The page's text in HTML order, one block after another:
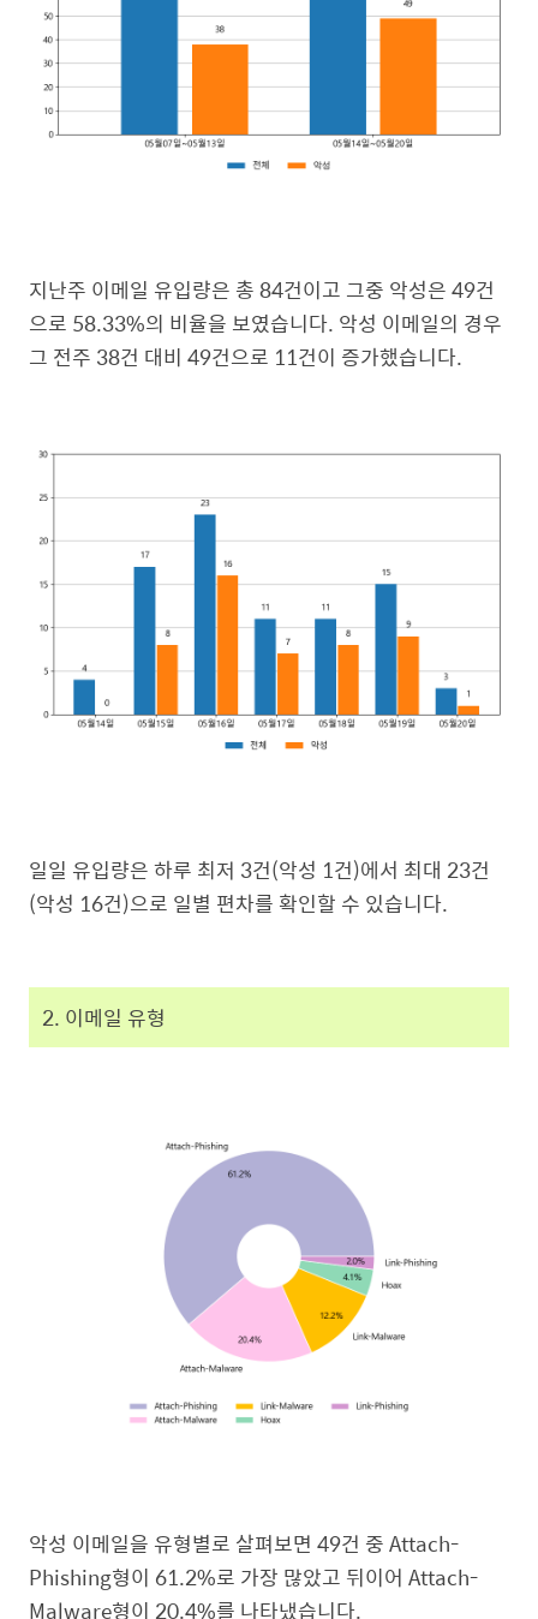
지난주 이메일 유입량은 총 84건이고 그중 악성은 49건
으로 58.33%의 비율을 보였습니다. 악성 이메일의 경우
그 전주 38건 대비 49건으로 11건이 증가했습니다.
일일 유입량은 하루 최저 3건(악성 1건)에서 최대 23건
(악성 16건)으로 일별 편차를 확인할 수 있습니다.
2. 이메일 유형
악성 이메일을 유형별로 살펴보면 49건 중 Attach-
Phishing형이 61.2%로 가장 많았고 뒤이어 Attach-
Malware형이 20.4%를 나타냈습니다.